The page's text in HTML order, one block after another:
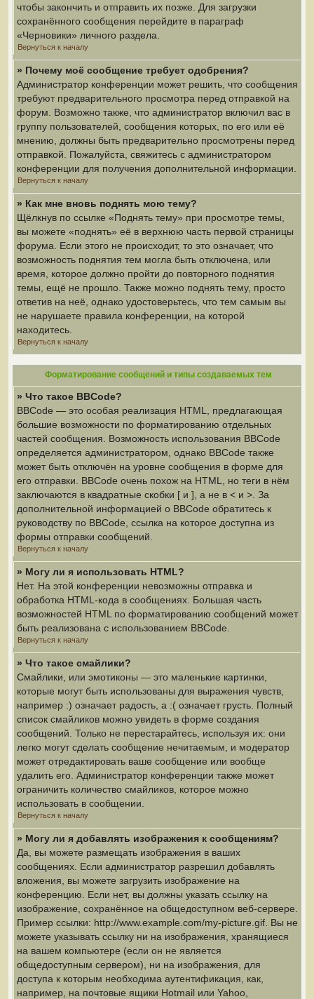
чтобы закончить и отправить их позже. Для загрузки
сохранённого сообщения перейдите в параграф
«Черновики» личного раздела.
Вернуться к началу
» Почему моё сообщение требует одобрения?
Администратор конференции может решить, что сообщения
требуют предварительного просмотра перед отправкой на
форум. Возможно также, что администратор включил вас в
группу пользователей, сообщения которых, по его или её
мнению, должны быть предварительно просмотрены перед
отправкой. Пожалуйста, свяжитесь с администратором
конференции для получения дополнительной информации.
Вернуться к началу
» Как мне вновь поднять мою тему?
Щёлкнув по ссылке «Поднять тему» при просмотре темы,
вы можете «поднять» её в верхнюю часть первой страницы
форума. Если этого не происходит, то это означает, что
возможность поднятия тем могла быть отключена, или
время, которое должно пройти до повторного поднятия
темы, ещё не прошло. Также можно поднять тему, просто
ответив на неё, однако удостоверьтесь, что тем самым вы
не нарушаете правила конференции, на которой
находитесь.
Вернуться к началу
Форматирование сообщений и типы создаваемых тем
» Что такое BBCode?
BBCode — это особая реализация HTML, предлагающая
большие возможности по форматированию отдельных
частей сообщения. Возможность использования BBCode
определяется администратором, однако BBCode также
может быть отключён на уровне сообщения в форме для
его отправки. BBCode очень похож на HTML, но теги в нём
заключаются в квадратные скобки [ и ], а не в < и >. За
дополнительной информацией о BBCode обратитесь к
руководству по BBCode, ссылка на которое доступна из
формы отправки сообщений.
Вернуться к началу
» Могу ли я использовать HTML?
Нет. На этой конференции невозможны отправка и
обработка HTML-кода в сообщениях. Большая часть
возможностей HTML по форматированию сообщений может
быть реализована с использованием BBCode.
Вернуться к началу
» Что такое смайлики?
Смайлики, или эмотиконы — это маленькие картинки,
которые могут быть использованы для выражения чувств,
например :) означает радость, а :( означает грусть. Полный
список смайликов можно увидеть в форме создания
сообщений. Только не перестарайтесь, используя их: они
легко могут сделать сообщение нечитаемым, и модератор
может отредактировать ваше сообщение или вообще
удалить его. Администратор конференции также может
ограничить количество смайликов, которое можно
использовать в сообщении.
Вернуться к началу
» Могу ли я добавлять изображения к сообщениям?
Да, вы можете размещать изображения в ваших
сообщениях. Если администратор разрешил добавлять
вложения, вы можете загрузить изображение на
конференцию. Если нет, вы должны указать ссылку на
изображение, сохранённое на общедоступном веб-сервере.
Пример ссылки: http://www.example.com/my-picture.gif. Вы не
можете указывать ссылку ни на изображения, хранящиеся
на вашем компьютере (если он не является
общедоступным сервером), ни на изображения, для
доступа к которым необходима аутентификация, как,
например, на почтовые ящики Hotmail или Yahoo,